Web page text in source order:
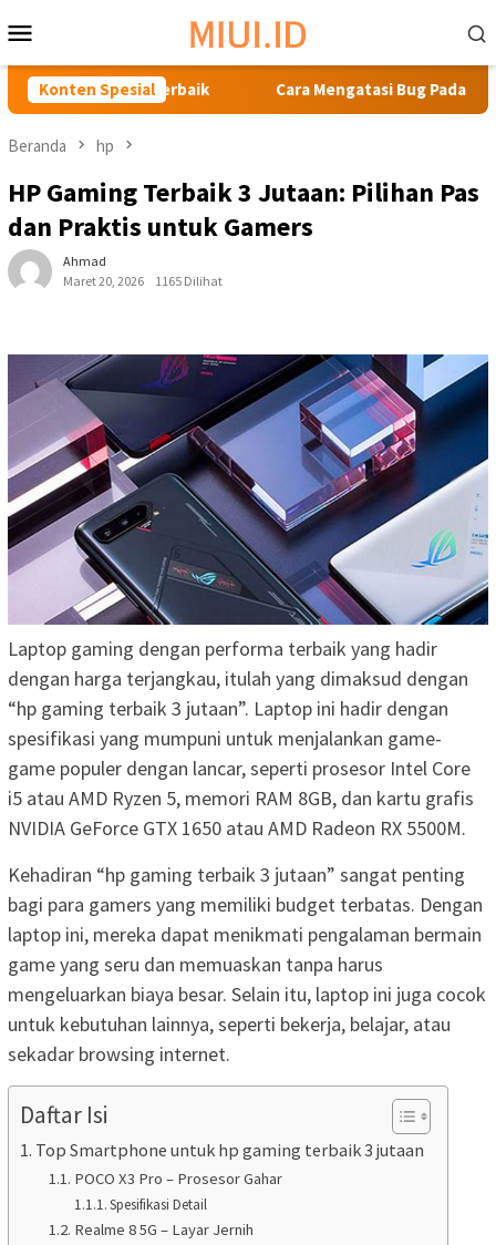
ke
kontenMobile
Konten Spesial
Terbaik Cara Mengatasi Bug Pada Ponsel Xiaomi
Beranda hp
HP Gaming Terbaik 3 Jutaan: Pilihan Pas
dan Praktis untuk Gamers
Ahmad
Maret 20, 2026
1165 Dilihat
Laptop gaming dengan performa terbaik yang hadir
dengan harga terjangkau, itulah yang dimaksud dengan
“hp gaming terbaik 3 jutaan”. Laptop ini hadir dengan
spesifikasi yang mumpuni untuk menjalankan game-
game populer dengan lancar, seperti prosesor Intel Core
i5 atau AMD Ryzen 5, memori RAM 8GB, dan kartu grafis
NVIDIA GeForce GTX 1650 atau AMD Radeon RX 5500M.
Kehadiran “hp gaming terbaik 3 jutaan” sangat penting
bagi para gamers yang memiliki budget terbatas. Dengan
laptop ini, mereka dapat menikmati pengalaman bermain
game yang seru dan memuaskan tanpa harus
mengeluarkan biaya besar. Selain itu, laptop ini juga cocok
untuk kebutuhan lainnya, seperti bekerja, belajar, atau
sekadar browsing internet.
Daftar Isi
Top Smartphone untuk hp gaming terbaik 3 jutaan
POCO X3 Pro – Prosesor Gahar
Spesifikasi Detail
Realme 8 5G – Layar Jernih